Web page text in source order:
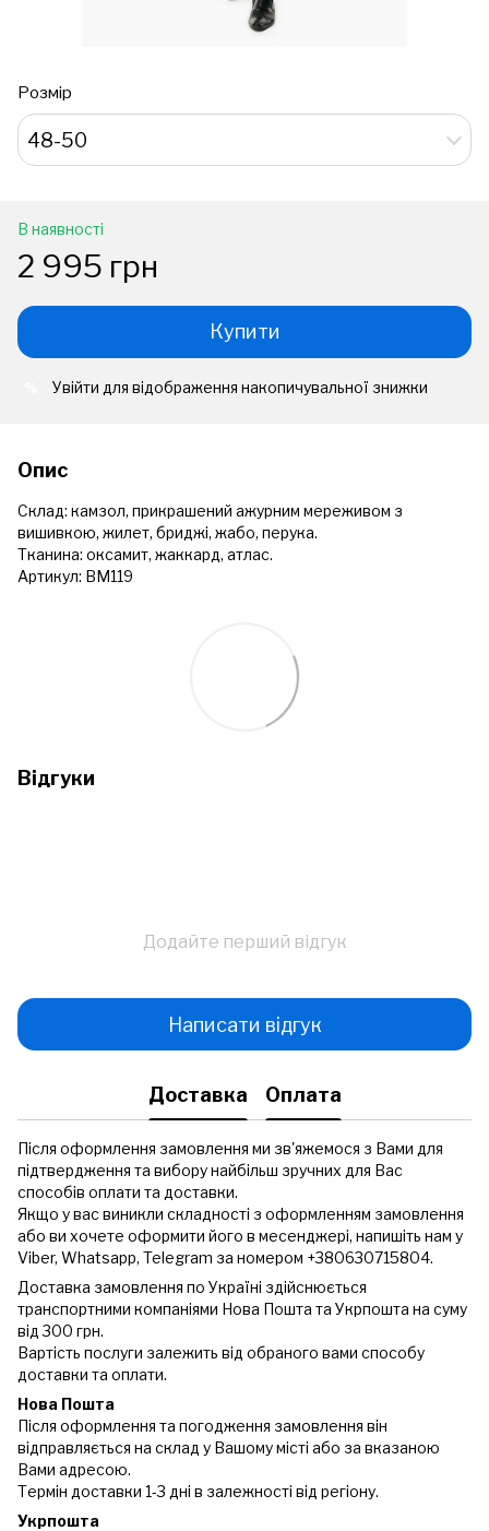
Розмір
48-50
В наявності
2 995 грн
Купити
Увійти для відображення накопичувальної знижки
Опис
Склад: камзол, прикрашений ажурним мереживом з
вишивкою, жилет, бриджі, жабо, перука.
Тканина: оксамит, жаккард, атлас.
Артикул: ВМ119
Відгуки
Додайте перший відгук
Написати відгук
Доставка Оплата
Після оформлення замовлення ми зв'яжемося з Вами для
підтвердження та вибору найбільш зручних для Вас
способів оплати та доставки.
Якщо у вас виникли складності з оформленням замовлення
або ви хочете оформити його в месенджері, напишіть нам у
Viber, Whatsapp, Telegram за номером +380630715804.
Доставка замовлення по Україні здійснюється
транспортними компаніями Нова Пошта та Укрпошта на суму
від 300 грн.
Вартість послуги залежить від обраного вами способу
доставки та оплати.
Нова Пошта
Після оформлення та погодження замовлення він
відправляється на склад у Вашому місті або за вказаною
Вами адресою.
Термін доставки 1-3 дні в залежності від регіону.
Укрпошта